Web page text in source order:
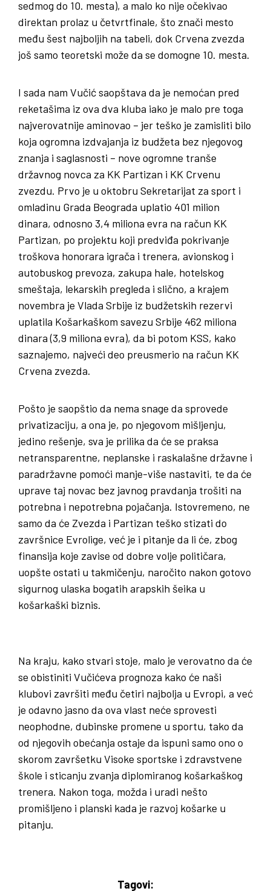
sedmog do 10. mesta), a malo ko nije očekivao
direktan prolaz u četvrtfinale, što znači mesto
među šest najboljih na tabeli, dok Crvena zvezda
još samo teoretski može da se domogne 10. mesta.
I sada nam Vučić saopštava da je nemoćan pred
reketašima iz ova dva kluba iako je malo pre toga
najverovatnije aminovao – jer teško je zamisliti bilo
koja ogromna izdvajanja iz budžeta bez njegovog
znanja i saglasnosti – nove ogromne tranše
državnog novca za KK Partizan i KK Crvenu
zvezdu. Prvo je u oktobru Sekretarijat za sport i
omladinu Grada Beograda uplatio 401 milion
dinara, odnosno 3,4 miliona evra na račun KK
Partizan, po projektu koji predviđa pokrivanje
troškova honorara igrača i trenera, avionskog i
autobuskog prevoza, zakupa hale, hotelskog
smeštaja, lekarskih pregleda i slično, a krajem
novembra je Vlada Srbije iz budžetskih rezervi
uplatila Košarkaškom savezu Srbije 462 miliona
dinara (3,9 miliona evra), da bi potom KSS, kako
saznajemo, najveći deo preusmerio na račun KK
Crvena zvezda.
Pošto je saopštio da nema snage da sprovede
privatizaciju, a ona je, po njegovom mišljenju,
jedino rešenje, sva je prilika da će se praksa
netransparentne, neplanske i raskalašne državne i
paradržavne pomoći manje-više nastaviti, te da će
uprave taj novac bez javnog pravdanja trošiti na
potrebna i nepotrebna pojačanja. Istovremeno, ne
samo da će Zvezda i Partizan teško stizati do
završnice Evrolige, već je i pitanje da li će, zbog
finansija koje zavise od dobre volje političara,
uopšte ostati u takmičenju, naročito nakon gotovo
sigurnog ulaska bogatih arapskih šeika u
košarkaški biznis.
Na kraju, kako stvari stoje, malo je verovatno da će
se obistiniti Vučićeva prognoza kako će naši
klubovi završiti među četiri najbolja u Evropi, a već
je odavno jasno da ova vlast neće sprovesti
neophodne, dubinske promene u sportu, tako da
od njegovih obećanja ostaje da ispuni samo ono o
skorom završetku Visoke sportske i zdravstvene
škole i sticanju zvanja diplomiranog košarkaškog
trenera. Nakon toga, možda i uradi nešto
promišljeno i planski kada je razvoj košarke u
pitanju.
Tagovi: